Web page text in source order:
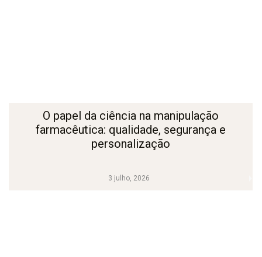
3 julho, 2026
O papel da ciência na manipulação
farmacêutica: qualidade, segurança e
personalização